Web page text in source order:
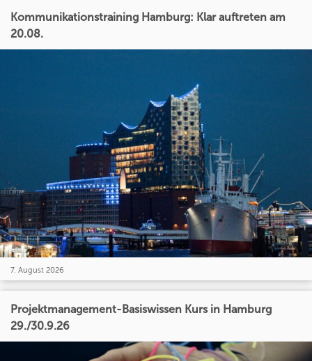
Kommunikationstraining Hamburg: Klar auftreten am
20.08.
7. August 2026
Projektmanagement-Basiswissen Kurs in Hamburg
29./30.9.26